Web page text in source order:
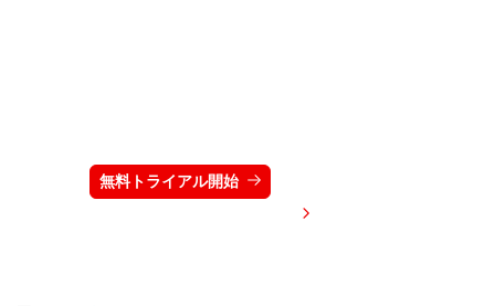
無料トライアル開始